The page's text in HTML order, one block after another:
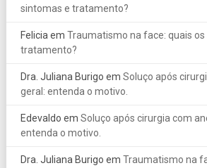
sintomas e tratamento?
Felicia em Traumatismo na face: quais
tratamento?
Dra. Juliana Burigo em Soluço após
geral: entenda o motivo.
Edevaldo em Soluço após cirurgia com
entenda o motivo.
Dra. Juliana Burigo em Traumatismo na